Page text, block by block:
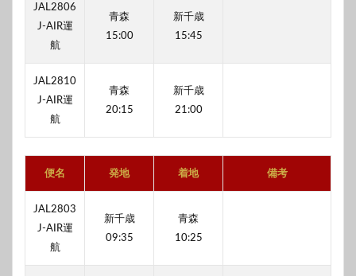
JAL2806
J-AIR運
航
青森
15:00
新千歳
15:45
JAL2810
J-AIR運
航
青森
20:15
新千歳
21:00
便名 発地 着地 備考
JAL2803
J-AIR運
航
新千歳
09:35
青森
10:25